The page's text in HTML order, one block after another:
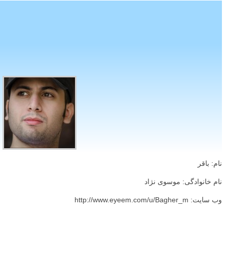
نام: باقر
نام خانوادگی: موسوی نژاد
وب سایت: http://www.eyeem.com/u/Bagher_m